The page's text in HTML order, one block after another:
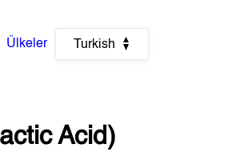
Ülkeler Turkish
Acid)